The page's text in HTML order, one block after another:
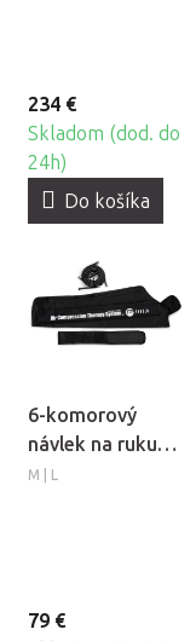
234 €
Skladom (dod. do
24h)
Do košíka
6-komorový
návlek na ruku
Fabulo AirGo 6
M | L
79 €